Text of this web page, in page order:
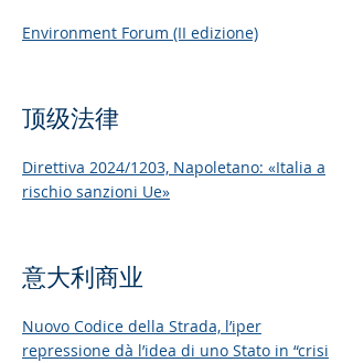
Environment Forum (II edizione)
顶级法律
Direttiva 2024/1203, Napoletano: «Italia a
rischio sanzioni Ue»
意大利商业
Nuovo Codice della Strada, l’iper
repressione dà l’idea di uno Stato in “crisi